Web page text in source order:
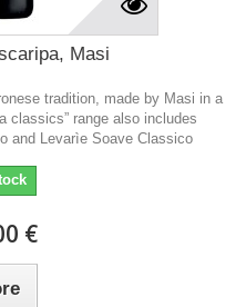
Masi
tradition, made by Masi in a
classics” range also includes
and Levarìe Soave Classico
€